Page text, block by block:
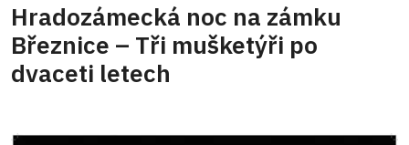
Hradozámecká noc na zámku
Březnice – Tři mušketýři po
dvaceti letech